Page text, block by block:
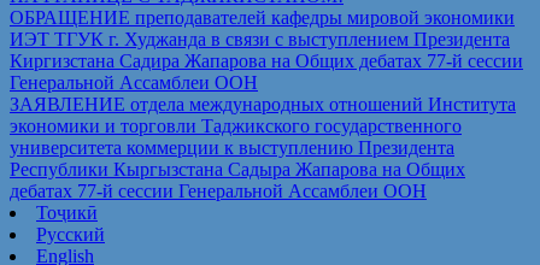
ОБРАЩЕНИЕ преподавателей кафедры мировой экономики
ИЭТ ТГУК г. Худжанда в связи с выступлением Президента
Киргизстана Садира Жапарова на Общих дебатах 77-й сессии
Генеральной Ассамблеи ООН
ЗАЯВЛЕНИЕ отдела международных отношений Института
экономики и торговли Таджикского государственного
университета коммерции к выступлению Президента
Республики Кыргызстана Садыра Жапарова на Общих
дебатах 77-й сессии Генеральной Ассамблеи ООН
Тоҷикӣ
Русский
English